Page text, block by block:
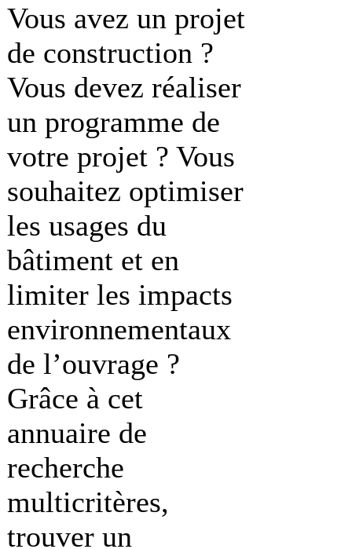
Vous avez un projet
de construction ?
Vous devez réaliser
un programme de
votre projet ? Vous
souhaitez optimiser
les usages du
bâtiment et en
limiter les impacts
environnementaux
de l’ouvrage ?
Grâce à cet
annuaire de
recherche
multicritères,
trouver un